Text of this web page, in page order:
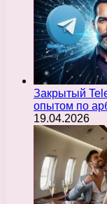
Закрытый
опытом по
19.04.2026